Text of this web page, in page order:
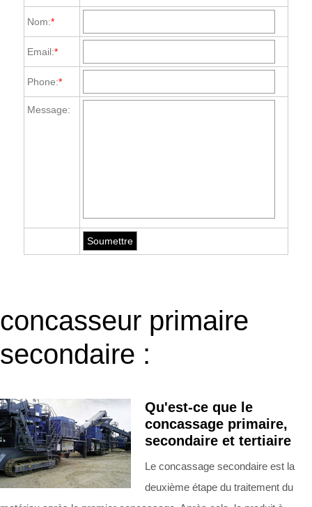
Nom:*
Email:*
Phone:*
Message:
concasseur primaire
secondaire :
Qu'est-ce que le
concassage primaire,
secondaire et tertiaire
Le concassage secondaire est la
deuxième étape du traitement du